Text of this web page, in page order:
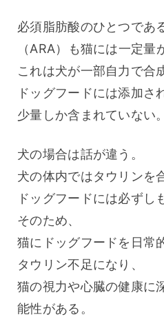
必須脂肪酸のひとつであ
（ARA）も猫には一定量
これは犬が一部自力で合
ドッグフードには添加さ
少量しか含まれていない。
犬の場合は話が違う。
犬の体内ではタウリンを
ドッグフードには必ずし
そのため、
猫にドッグフードを日常
タウリン不足になり、
猫の視力や心臓の健康に
能性がある。